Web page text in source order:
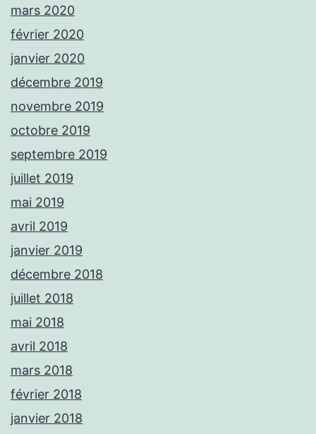
mars 2020
février 2020
janvier 2020
décembre 2019
novembre 2019
octobre 2019
septembre 2019
juillet 2019
mai 2019
avril 2019
janvier 2019
décembre 2018
juillet 2018
mai 2018
avril 2018
mars 2018
février 2018
janvier 2018